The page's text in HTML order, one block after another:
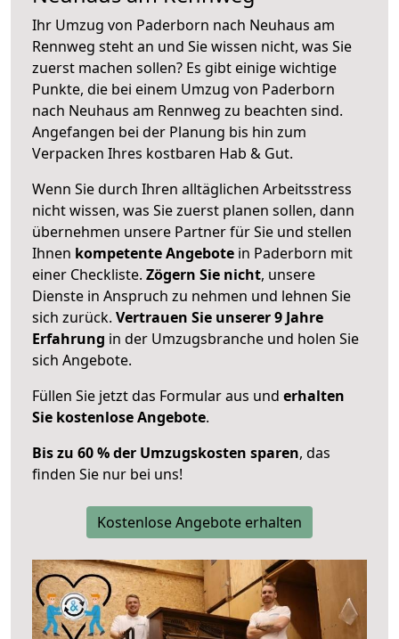
Ihr Umzug von Paderborn nach Neuhaus am
Rennweg steht an und Sie wissen nicht, was Sie
zuerst machen sollen? Es gibt einige wichtige
Punkte, die bei einem Umzug von Paderborn
nach Neuhaus am Rennweg zu beachten sind.
Angefangen bei der Planung bis hin zum
Verpacken Ihres kostbaren Hab & Gut.
Wenn Sie durch Ihren alltäglichen Arbeitsstress
nicht wissen, was Sie zuerst planen sollen, dann
übernehmen unsere Partner für Sie und stellen
Ihnen kompetente Angebote in Paderborn mit
einer Checkliste. Zögern Sie nicht, unsere
Dienste in Anspruch zu nehmen und lehnen Sie
sich zurück. Vertrauen Sie unserer 9 Jahre
Erfahrung in der Umzugsbranche und holen Sie
sich Angebote.
Füllen Sie jetzt das Formular aus und erhalten
Sie kostenlose Angebote.
Bis zu 60 % der Umzugskosten sparen, das
finden Sie nur bei uns!
Kostenlose Angebote erhalten